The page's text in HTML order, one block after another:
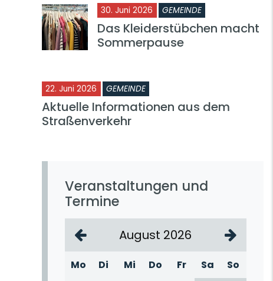
30. Juni 2026 GEMEINDE
Das Kleiderstübchen macht
Sommerpause
22. Juni 2026 GEMEINDE
Aktuelle Informationen aus dem
Straßenverkehr
Veranstaltungen und
Termine
August 2026
Mo Di Mi Do Fr Sa
So